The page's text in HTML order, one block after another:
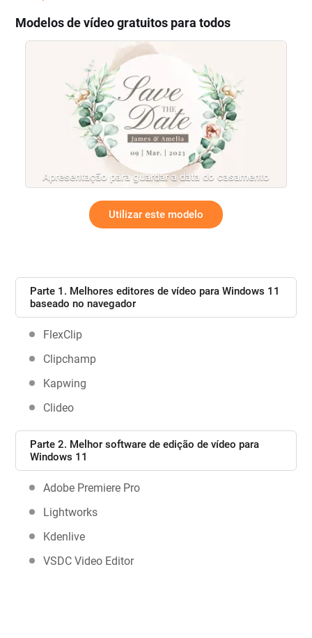
Modelos de vídeo gratuitos para todos
Apresentação para guardar a data do casamento
Utilizar este modelo
Parte 1. Melhores editores de vídeo para Windows 11
baseado no navegador
FlexClip
Clipchamp
Kapwing
Clideo
Parte 2. Melhor software de edição de vídeo para
Windows 11
Adobe Premiere Pro
Lightworks
Kdenlive
VSDC Video Editor